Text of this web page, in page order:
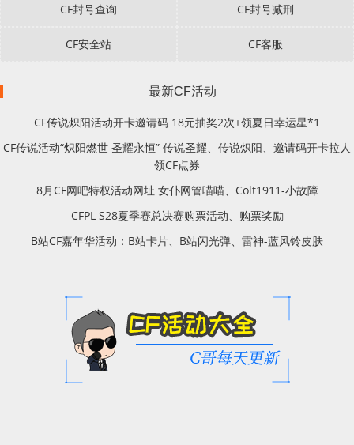
CF封号查询 CF封号减刑
CF安全站 CF客服
最新CF活动
CF传说炽阳活动开卡邀请码 18元抽奖2次+领夏日幸运星*1
CF传说活动“炽阳燃世 圣耀永恒” 传说圣耀、传说炽阳、邀请码开卡拉人
领CF点券
8月CF网吧特权活动网址 女仆网管喵喵、Colt1911-小故障
CFPL S28夏季赛总决赛购票活动、购票奖励
B站CF嘉年华活动：B站卡片、B站闪光弹、雷神-蓝风铃皮肤